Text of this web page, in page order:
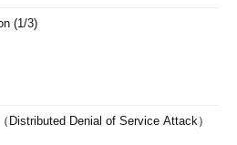
(1/3)
Distributed Denial of Service Attack）